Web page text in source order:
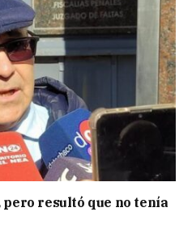
resultó que no tenía